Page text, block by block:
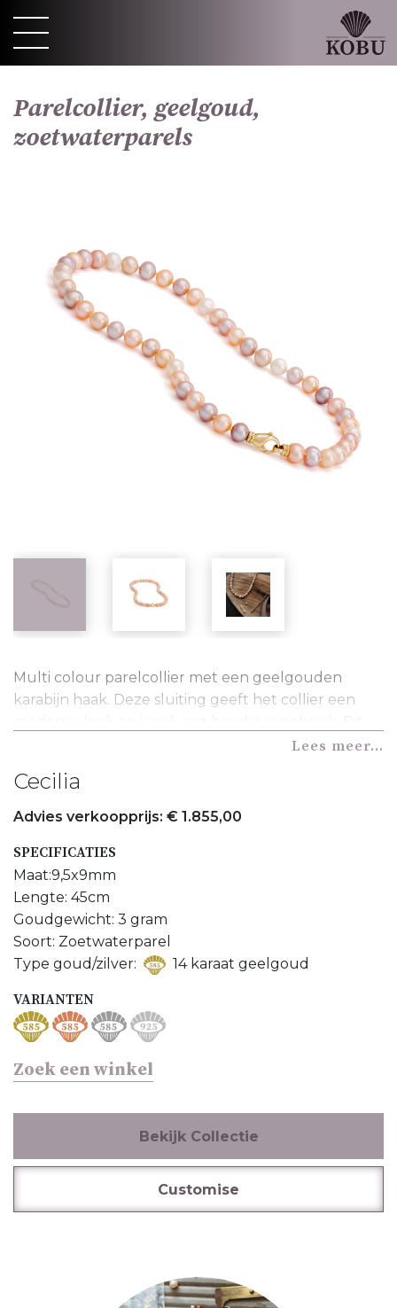
Parelcollier, geelgoud,
zoetwaterparels
Multi colour parelcollier met een geelgouden
karabijn haak. Deze sluiting geeft het collier een
collier is geknoopt op 45cm maar is op iedereLees meer...
Cecilia
Advies verkoopprijs: € 1.855,00
SPECIFICATIES
Maat:9,5x9mm
Lengte: 45cm
Goudgewicht: 3 gram
Soort: Zoetwaterparel
Type goud/zilver:
14 karaat geelgoud
VARIANTEN
Zoek een winkel
Bekijk Collectie
Customise